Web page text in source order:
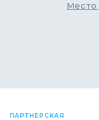
ПАРТНЕРСКАЯ